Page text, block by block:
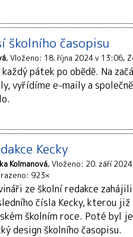
školního časopisu
Vloženo: 18. října 2024 v 13:06
pátek po obědě. Na
vyřídíme e-maily a
Kecky
Kolmanová Vloženo: 20. září
923×
ze školní redakce
čísla Kecky, kterou
školním roce. Poté byl
design školního časopisu.